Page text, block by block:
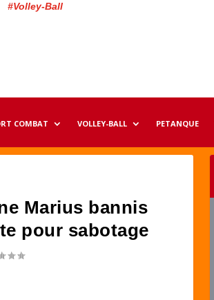
Ball
COMBAT VOLLEY-BALL PETANQUE
Marius bannis
pour sabotage